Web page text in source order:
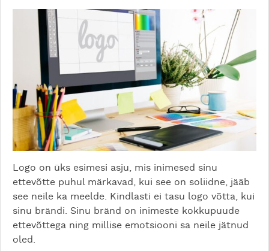
Logo on üks esimesi asju, mis inimesed sinu
ettevõtte puhul märkavad, kui see on soliidne, jääb
see neile ka meelde. Kindlasti ei tasu logo võtta, kui
sinu brändi. Sinu bränd on inimeste kokkupuude
ettevõttega ning millise emotsiooni sa neile jätnud
oled.